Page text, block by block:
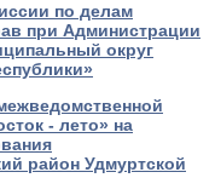
по делам
при Администрации
округ
- лето» на
район Удмуртской